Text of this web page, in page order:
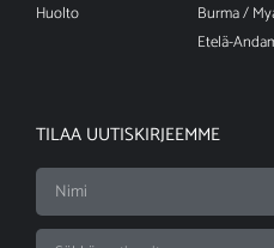
Huolto
Burma /
Etelä-
TILAA UUTISKIRJEEMME